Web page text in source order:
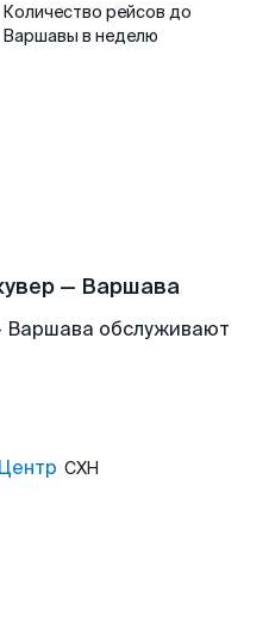
Количество рейсов до
Варшавы в неделю
— Варшава
Варшава обслуживают
CXH